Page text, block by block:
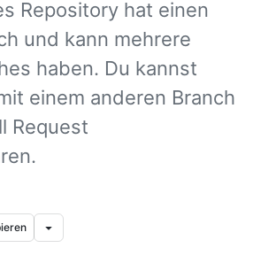
Repository hat einen
und kann mehrere
haben. Du kannst
einem anderen Branch
Request